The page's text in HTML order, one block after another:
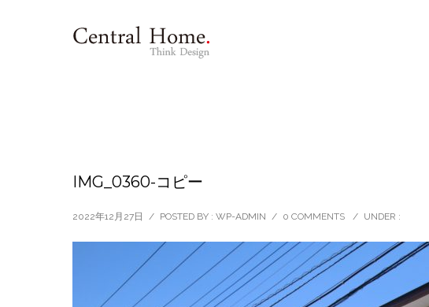
IMG_0360-コピー
2022年12月27日 / POSTED BY : WP-ADMIN / 0 COMMENTS / UNDER :